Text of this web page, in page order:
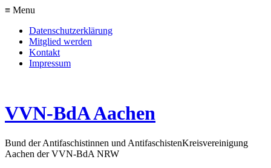
≡ Menu
Datenschutzerklärung
Mitglied werden
Kontakt
Impressum
VVN-BdA Aachen
Bund der Antifaschistinnen und AntifaschistenKreisvereinigung
Aachen der VVN-BdA NRW